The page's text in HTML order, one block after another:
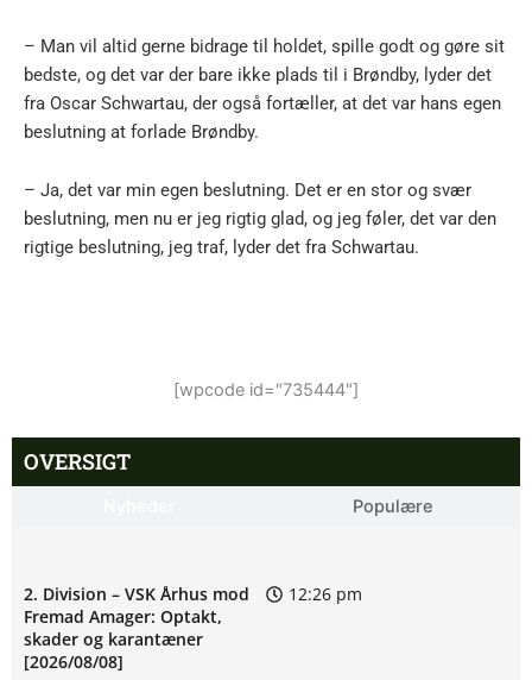
– Man vil altid gerne bidrage til holdet, spille godt og gøre sit
bedste, og det var der bare ikke plads til i Brøndby, lyder det
fra Oscar Schwartau, der også fortæller, at det var hans egen
beslutning at forlade Brøndby.
– Ja, det var min egen beslutning. Det er en stor og svær
beslutning, men nu er jeg rigtig glad, og jeg føler, det var den
rigtige beslutning, jeg traf, lyder det fra Schwartau.
[wpcode id="735444"]
OVERSIGT
Populære
2. Division – VSK Århus mod
Fremad Amager: Optakt,
skader og karantæner
[2026/08/08]
12:26 pm